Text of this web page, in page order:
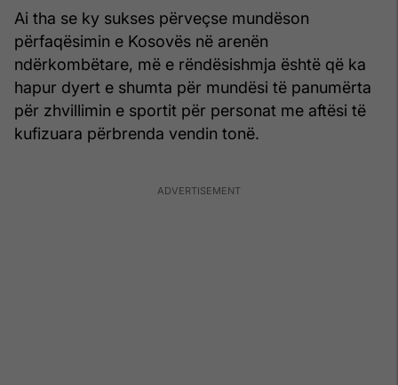
Ai tha se ky sukses përveçse mundëson
përfaqësimin e Kosovës në arenën
ndërkombëtare, më e rëndësishmja është që ka
hapur dyert e shumta për mundësi të panumërta
për zhvillimin e sportit për personat me aftësi të
kufizuara përbrenda vendin tonë.